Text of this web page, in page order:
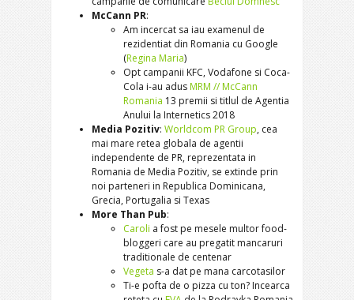
McCann PR:
Am incercat sa iau examenul de
rezidentiat din Romania cu Google
(Regina Maria)
Opt campanii KFC, Vodafone si Coca-
Cola i-au adusMRM // McCann
Romania 13 premii si titlul de Agentia
Anului la Internetics 2018
Media Pozitiv: Worldcom PR Group, cea
mai mare retea globala de agentii
independente de PR, reprezentata in
Romania de Media Pozitiv, se extinde prin
noi parteneri in Republica Dominicana,
Grecia, Portugalia si Texas
More Than Pub:
Caroli a fost pe mesele multor food-
bloggeri care au pregatit mancaruri
traditionale de centenar
Vegeta s-a dat pe mana carcotasilor
Ti-e pofta de o pizza cu ton? Incearca